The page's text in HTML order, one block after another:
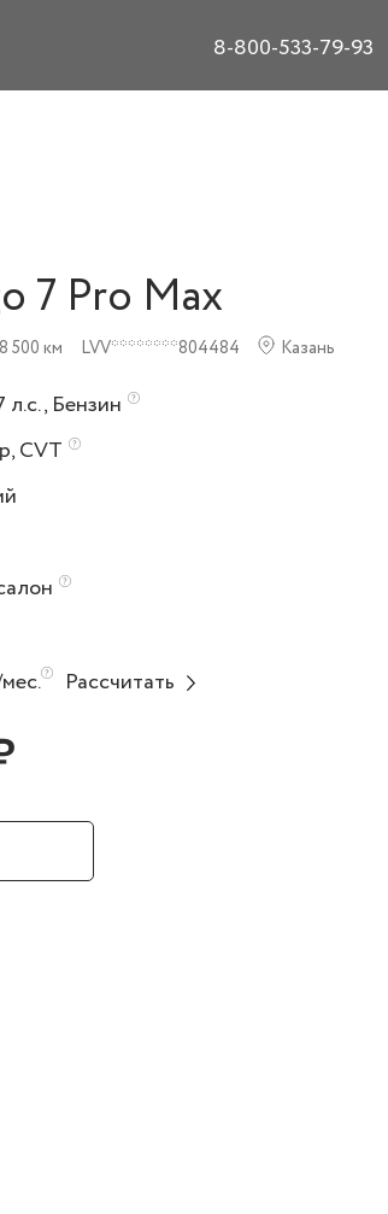
8-800-533-79-93
7 Pro Max
500 км LVV********804484 Казань
л.с., Бензин
CVT
Рассчитать